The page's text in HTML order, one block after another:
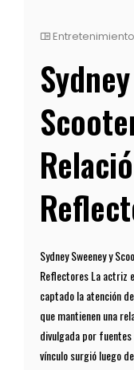
Entretenimiento
Sydney Sweeney y
Reflectores La actriz
captado la atención
que mantienen una
divulgada por fuentes
vínculo surgió luego